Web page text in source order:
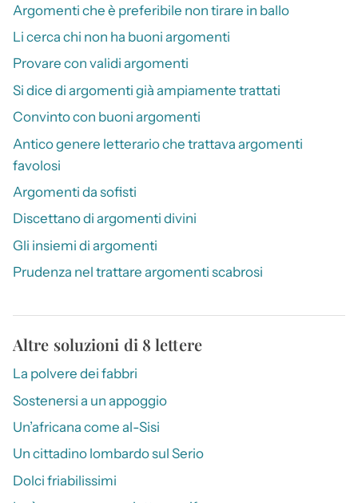
Argomenti che è preferibile non tirare in ballo
Li cerca chi non ha buoni argomenti
Provare con validi argomenti
Si dice di argomenti già ampiamente trattati
Convinto con buoni argomenti
Antico genere letterario che trattava argomenti
favolosi
Argomenti da sofisti
Discettano di argomenti divini
Gli insiemi di argomenti
Prudenza nel trattare argomenti scabrosi
Altre soluzioni di 8 lettere
La polvere dei fabbri
Sostenersi a un appoggio
Un’africana come al-Sisi
Un cittadino lombardo sul Serio
Dolci friabilissimi